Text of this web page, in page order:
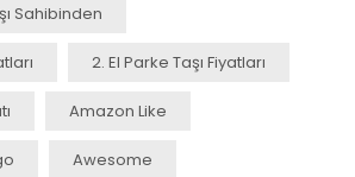
Sahibinden
2. El Parke Taşı Fiyatları
Amazon Like
Awesome